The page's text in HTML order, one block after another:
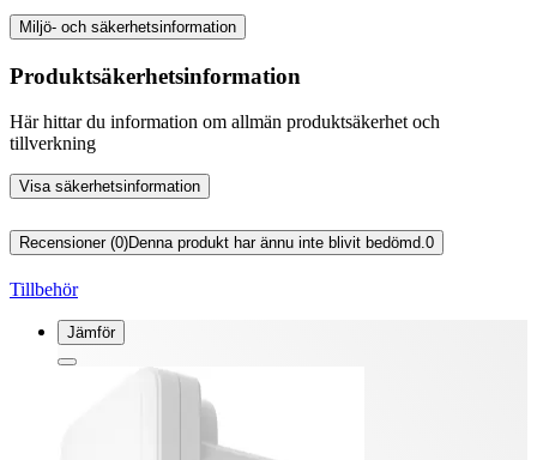
Miljö- och säkerhetsinformation
Produktsäkerhetsinformation
Här hittar du information om allmän produktsäkerhet och
tillverkning
Visa säkerhetsinformation
Recensioner (0)Denna produkt har ännu inte blivit bedömd.0
Tillbehör
Jämför